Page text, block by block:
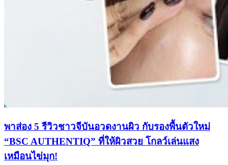
พาส่อง 5 รีวิวชาวจีบันอวดงานผิว กับรองพื้นตัวใหม่
“BSC AUTHENTIQ” ที่ให้ผิวสวย โกลว์เล่นแสง
เหมือนไข่มุก!